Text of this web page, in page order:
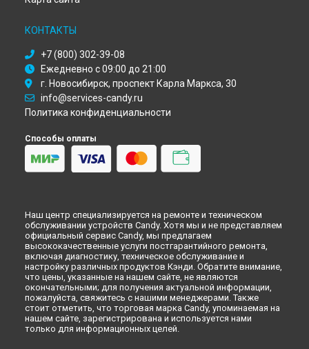
Ремонт духового шкафа FLG 203/1 X Candy в
Ремонт духового шкафа FLG 203/1 X Candy в
Ремонт духового шкафа FLG 203/1 X Candy в
Челнах
Ремонт духового шкафа FLG 203/1 X Candy в Липецке
КОНТАКТЫ
+7 (800) 302-39-08
Ежедневно с 09:00 до 21:00
г. Новосибирск, проспект Карла Маркса, 30
info@services-candy.ru
Политика конфиденциальности
Способы оплаты
Наш центр специализируется на ремонте и техническом
обслуживании устройств Candy. Хотя мы и не представляем
официальный сервис Candy, мы предлагаем
высококачественные услуги постгарантийного ремонта,
включая диагностику, техническое обслуживание и
настройку различных продуктов Кэнди. Обратите внимание,
что цены, указанные на нашем сайте, не являются
окончательными; для получения актуальной информации,
пожалуйста, свяжитесь с нашими менеджерами. Также
стоит отметить, что торговая марка Candy, упоминаемая на
нашем сайте, зарегистрирована и используется нами
только для информационных целей.